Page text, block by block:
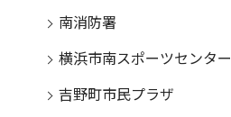
南消防署
横浜市南スポーツセンター
吉野町市民プラザ